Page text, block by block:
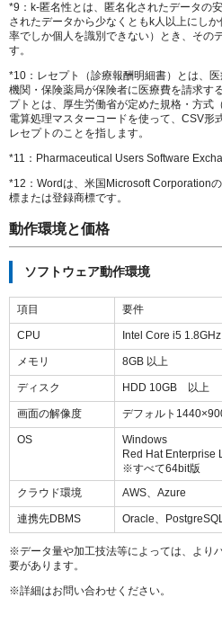
*9：k-匿名性とは、匿名化されたデータの
されたデータから少なくともk人以上にし
率でしか個人を識別できない）とき、その
す。
*10：レセプト（診療報酬明細書）とは、
機関・保険薬局が保険者に医療費を請求す
プトとは、厚生労働省が定めた規格・方式
電算処理マスターコードを使って、CSV形
レセプトのことを指します。
*11：Pharmaceutical Users Software
*12： Wordは、米国Microsoft Corporation
標または登録商標です。
動作環境と価格
ソフトウェア動作環境
項目 要件
CPU Intel Core i5
メモリ 8GB 以上
ディスク HDD 10GB 以上
画面の解像度 デフォルト
OS
Windows
Red Hat Enterprise
※すべて64bit版
クラウド環境
AWS、Azure
連携先DBMS Oracle、
※データ量や加工技法等によっては、より
要があります。
※詳細はお問い合わせください。